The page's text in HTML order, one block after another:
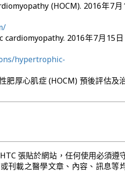
(HOCM). 2016年7
2016年7月15
hypertrophic-
肥厚心肌症 (HOCM) 預後評估及
張貼於網站，任何使用必須遵
刊載之醫學文章、內容、訊息等